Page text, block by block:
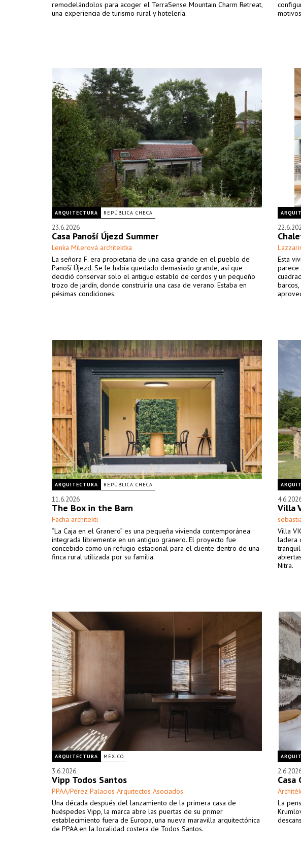
remodelándolos para acoger el TerraSense Mountain Charm Retreat,
una experiencia de turismo rural y hotelería.
ARQUITECTURA REPÚBLICA CHECA
23.6.2026
Casa Panoší Újezd Summer
Lenka Milerová architektka
La señora F. era propietaria de una casa grande en el pueblo de
Panoší Újezd. Se le había quedado demasiado grande, así que
decidió conservar solo el antiguo establo de cerdos y un pequeño
trozo de jardín, donde construiría una casa de verano. Estaba en
pésimas condiciones.
Esta
parece
ARQUITECTURA REPÚBLICA CHECA
11.6.2026
The Box in the Barn
Facha architekti
“La Caja en el Granero” es una pequeña vivienda contemporánea
integrada libremente en un antiguo granero. El proyecto fue
concebido como un refugio estacional para el cliente dentro de una
finca rural utilizada por su familia.
Villa
Villa
ladera
Nitra.
ARQUITECTURA MÉXICO
3.6.2026
Vipp Todos Santos
PPAA/Pérez Palacios Arquitectos Asociados
Una década después del lanzamiento de la primera casa de
huéspedes Vipp, la marca abre las puertas de su primer
establecimiento fuera de Europa, una nueva maravilla arquitectónica
de PPAA en la localidad costera de Todos Santos.
Casa
La